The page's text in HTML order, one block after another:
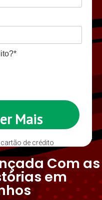
Mais
de crédito
Com as
em